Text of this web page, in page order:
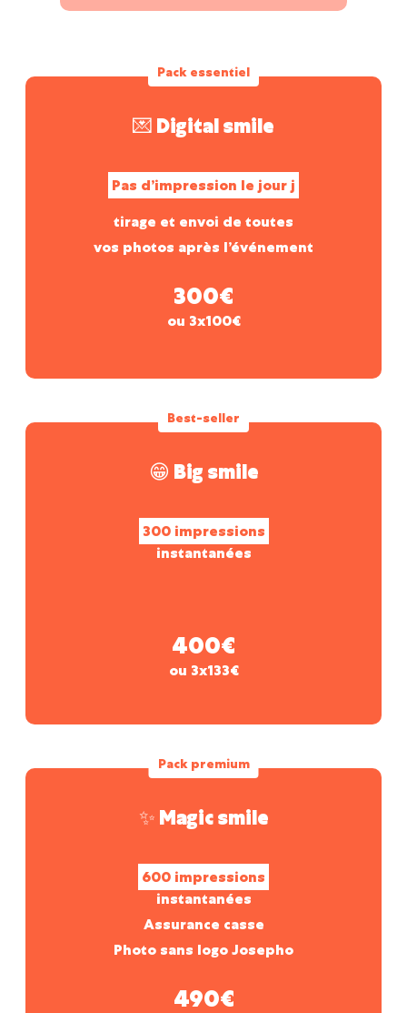
Pack essentiel
💌 Digital smile
Pas d’impression le jour j
tirage et envoi de toutes
vos photos après l’événement
300€
ou 3x100€
Best-seller
😁 Big smile
300 impressions
instantanées
400€
ou 3x133€
Pack premium
✨ Magic smile
600 impressions
instantanées
Assurance casse
Photo sans logo Josepho
490€